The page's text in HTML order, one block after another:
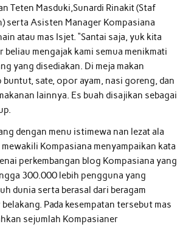
Teten Masduki,Sunardi Rinakit (Staf
serta Asisten Manager Kompasiana
atau mas Isjet. “Santai saja, yuk kita
beliau mengajak kami semua menikmati
yang disediakan. Di meja makan
sate, opor ayam, nasi goreng, dan
lainnya. Es buah disajikan sebagai
dengan menu istimewa nan lezat ala
Kompasiana menyampaikan kata
perkembangan blog Kompasiana yang
300.000 lebih pengguna yang
dunia serta berasal dari beragam
Pada kesempatan tersebut mas
sejumlah Kompasianer